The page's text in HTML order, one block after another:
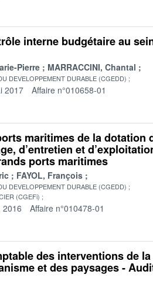
interne budgétaire au
Pierre MARRACCINI, Chantal
DEVELOPPEMENT DURABLE (CGEDD)
2017 Affaire n°010658-01
maritimes de la dotation
d’entretien et
ports maritimes
FAYOL, François
DEVELOPPEMENT DURABLE (CGEDD)
(CGEFi)
2016 Affaire n°010478-01
des interventions de la
et des paysages -